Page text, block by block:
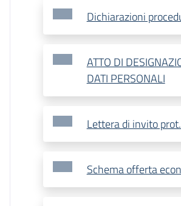
Dichiarazioni
ATTO DI
DATI PERSONALI
Lettera di invito
Schema offerta